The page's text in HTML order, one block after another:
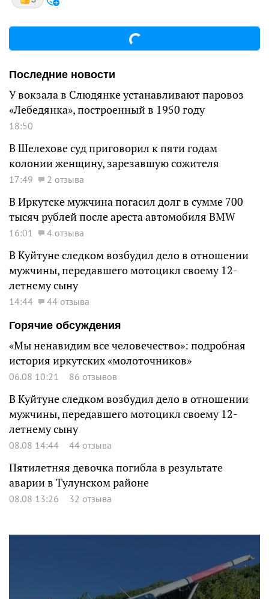
Последние новости
У вокзала в Слюдянке устанавливают паровоз
«Лебедянка», построенный в 1950 году
18:50
В Шелехове суд приговорил к пяти годам
колонии женщину, зарезавшую сожителя
17:49 2 отзыва
В Иркутске мужчина погасил долг в сумме 700
тысяч рублей после ареста автомобиля BMW
16:01 4 отзыва
В Куйтуне следком возбудил дело в отношении
мужчины, передавшего мотоцикл своему 12-
летнему сыну
14:44
44 отзыва
Горячие обсуждения
«Мы ненавидим все человечество»: подробная
история иркутских «молоточников»
06.08 10:21 86 отзывов
В Куйтуне следком возбудил дело в отношении
мужчины, передавшего мотоцикл своему 12-
летнему сыну
08.08 14:44 44 отзыва
Пятилетняя девочка погибла в результате
аварии в Тулунском районе
08.08 13:26 32 отзыва